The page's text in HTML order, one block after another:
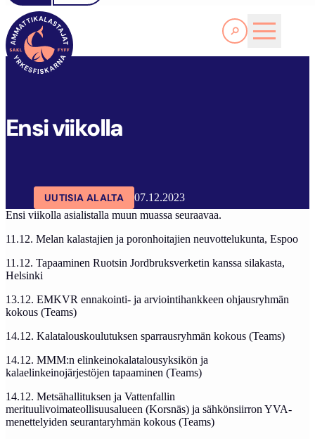
Lue lisää
SAKL
Ensi viikolla
UUTISIA ALALTA
07.12.2023
Ensi viikolla asialistalla muun muassa seuraavaa.
11.12. Melan kalastajien ja poronhoitajien neuvottelukunta, Espoo
11.12. Tapaaminen Ruotsin Jordbruksverketin kanssa silakasta,
Helsinki
13.12. EMKVR ennakointi- ja arviointihankkeen ohjausryhmän
kokous (Teams)
14.12. Kalatalouskoulutuksen sparrausryhmän kokous (Teams)
14.12. MMM:n elinkeinokalatalousyksikön ja
kalaelinkeinojärjestöjen tapaaminen (Teams)
14.12. Metsähallituksen ja Vattenfallin
merituulivoimateollisuusalueen (Korsnäs) ja sähkönsiirron YVA-
menettelyiden seurantaryhmän kokous (Teams)